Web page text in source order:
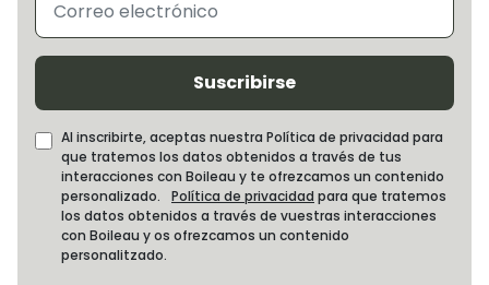
Suscribirse
Al inscribirte, aceptas nuestra Política de privacidad para
que tratemos los datos obtenidos a través de tus
interacciones con Boileau y te ofrezcamos un contenido
personalizado. Política de privacidad para que tratemos
los datos obtenidos a través de vuestras interacciones
con Boileau y os ofrezcamos un contenido
personalitzado.